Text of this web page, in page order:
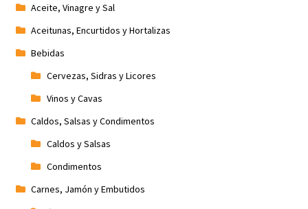
Promociones
Quienes somos
Tienda
Aceite, Vinagre y Sal
Aceitunas, Encurtidos y Hortalizas
Bebidas
Cervezas, Sidras y Licores
Vinos y Cavas
Caldos, Salsas y Condimentos
Caldos y Salsas
Condimentos
Carnes, Jamón y Embutidos